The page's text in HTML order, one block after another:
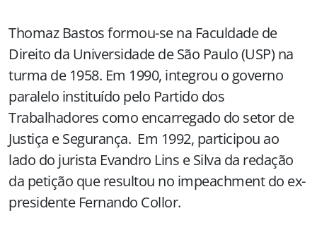
Thomaz Bastos formou-se na Faculdade de
Direito da Universidade de São Paulo (USP) na
turma de 1958. Em 1990, integrou o governo
paralelo instituído pelo Partido dos
Trabalhadores como encarregado do setor de
Justiça e Segurança. Em 1992, participou ao
lado do jurista Evandro Lins e Silva da redação
da petição que resultou no impeachment do ex-
presidente Fernando Collor.